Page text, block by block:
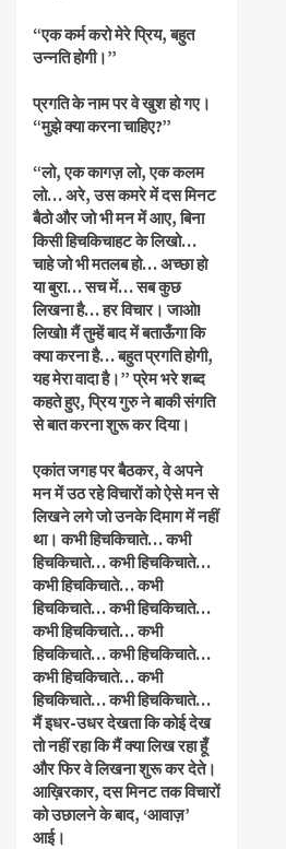
“एक कर्म करो मेरे प्रिय, बहुत
उन्नति होगी।”
प्रगति के नाम पर वे खुश हो गए।
“मुझे क्या करना चाहिए?”
“लो, एक कागज़ लो, एक कलम
लो… अरे, उस कमरे में दस मिनट
बैठो और जो भी मन में आए, बिना
किसी हिचकिचाहट के लिखो…
चाहे जो भी मतलब हो… अच्छा हो
या बुरा… सच में… सब कुछ
लिखना है… हर विचार। जाओ!
लिखो! मैं तुम्हें बाद में बताऊँगा कि
क्या करना है… बहुत प्रगति होगी,
यह मेरा वादा है।” प्रेम भरे शब्द
कहते हुए, प्रिय गुरु ने बाकी संगति
से बात करना शुरू कर दिया।
एकांत जगह पर बैठकर, वे अपने
मन में उठ रहे विचारों को ऐसे मन से
लिखने लगे जो उनके दिमाग में नहीं
था। कभी हिचकिचाते… कभी
हिचकिचाते… कभी हिचकिचाते…
कभी हिचकिचाते… कभी
हिचकिचाते… कभी हिचकिचाते…
कभी हिचकिचाते… कभी
हिचकिचाते… कभी हिचकिचाते…
कभी हिचकिचाते… कभी
हिचकिचाते… कभी हिचकिचाते…
मैं इधर-उधर देखता कि कोई देख
तो नहीं रहा कि मैं क्या लिख रहा हूँ
और फिर वे लिखना शुरू कर देते।
आख़िरकार, दस मिनट तक विचारों
को उछालने के बाद, ‘आवाज़’
आई।